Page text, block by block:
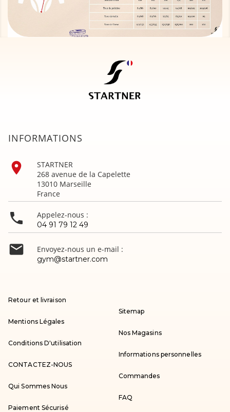
INFORMATIONS

STARTNER
268 avenue de la Capelette
13010 Marseille
France
 Appelez-nous :
04 91 79 12 49
 Envoyez-nous un e-mail :
gym@startner.com
Retour et livraison
Mentions Légales
Conditions D'utilisation
CONTACTEZ-NOUS
Qui Sommes Nous
Paiement Sécurisé
Sitemap
Nos Magasins
Informations personnelles
Commandes
FAQ